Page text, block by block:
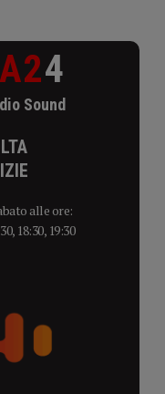
4
Sound
alle ore:
18:30, 19:30